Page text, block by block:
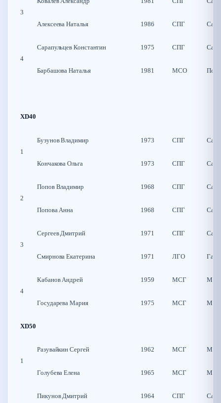
3
Алексеева Наталья 1986 СПГ
4
Сарапульцев Константин 1975 СПГ
Барбашова Наталья 1981 МСО
XD40
1
Бузунов Владимир 1973 СПГ
Кончакова Ольга 1973 СПГ
2
Попов Владимир 1968 СПГ
Попова Анна 1968 СПГ
3
Сергеев Дмитрий 1971 СПГ
Смирнова Екатерина 1971 ЛГО
4
Кабанов Андрей 1959 МСГ
Государева Мария 1975 МСГ
XD50
1
Разувайкин Сергей 1962 МСГ
Голубева Елена 1965 МСГ
Пикунов Дмитрий 1964 СПГ